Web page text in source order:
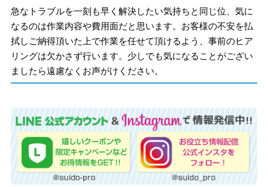
急なトラブルを一刻も早く解決したい気持ちと同じ位、気に
なるのは作業内容や費用面だと思います。お客様の不安を払
拭しご納得頂いた上で作業を任せて頂けるよう、事前のヒア
リングは欠かさず行います。少しでも気になることがござい
ましたら遠慮なくお声がけください。